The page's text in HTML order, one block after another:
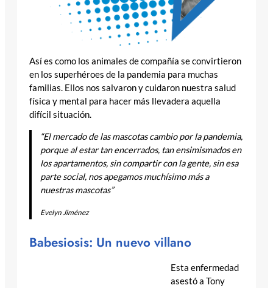
Así es como los animales de compañía se convirtieron
en los superhéroes de la pandemia para muchas
familias. Ellos nos salvaron y cuidaron nuestra salud
física y mental para hacer más llevadera aquella
difícil situación.
“El mercado de las mascotas cambio por la pandemia,
porque al estar tan encerrados, tan ensimismados en
los apartamentos, sin compartir con la gente, sin esa
parte social, nos apegamos muchísimo más a
nuestras mascotas”
Evelyn Jiménez
Babesiosis: Un nuevo villano
Esta enfermedad
asestó a Tony